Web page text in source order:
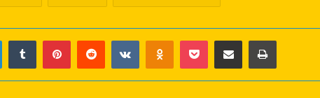
LinkedIn VKontakte